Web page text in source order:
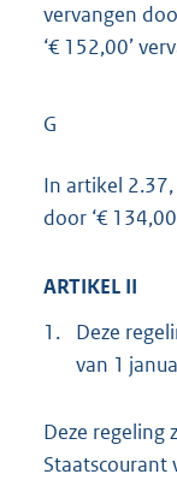
vervangen
‘€ 152,00’
G
In artikel 2.37,
door ‘€
ARTIKEL II
1.
Deze
van 1
Deze regeling
Staatscourant